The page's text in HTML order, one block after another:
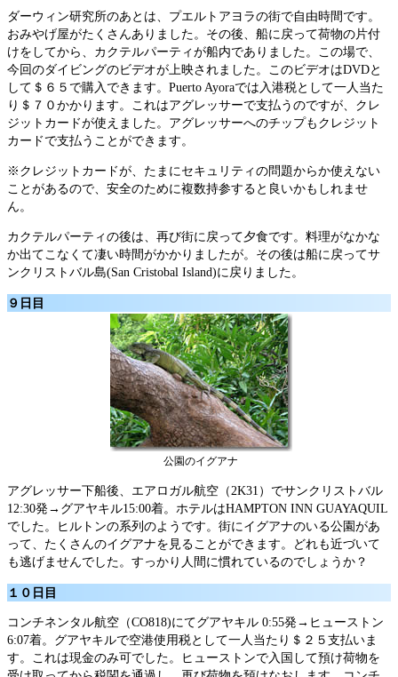
ダーウィン研究所のあとは、プエルトアヨラの街で自由時間です。
おみやげ屋がたくさんありました。その後、船に戻って荷物の片付
けをしてから、カクテルパーティが船内でありました。この場で、
今回のダイビングのビデオが上映されました。このビデオはDVDと
して＄６５で購入できます。Puerto Ayoraでは入港税として一人当た
り＄７０かかります。これはアグレッサーで支払うのですが、クレ
ジットカードが使えました。アグレッサーへのチップもクレジット
カードで支払うことができます。
※クレジットカードが、たまにセキュリティの問題からか使えない
ことがあるので、安全のために複数持参すると良いかもしれませ
ん。
カクテルパーティの後は、再び街に戻って夕食です。料理がなかな
か出てこなくて凄い時間がかかりましたが。その後は船に戻ってサ
ンクリストバル島(San Cristobal Island)に戻りました。
９日目
公園のイグアナ
アグレッサー下船後、エアロガル航空（2K31）でサンクリストバル
12:30発→グアヤキル15:00着。ホテルはHAMPTON INN GUAYAQUIL
でした。ヒルトンの系列のようです。街にイグアナのいる公園があ
って、たくさんのイグアナを見ることができます。どれも近づいて
も逃げませんでした。すっかり人間に慣れているのでしょうか？
１０日目
コンチネンタル航空（CO818)にてグアヤキル 0:55発→ヒューストン
6:07着。グアヤキルで空港使用税として一人当たり＄２５支払いま
す。これは現金のみ可でした。ヒューストンで入国して預け荷物を